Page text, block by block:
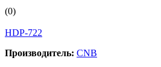
(0)
HDP-722
Производитель: CNB